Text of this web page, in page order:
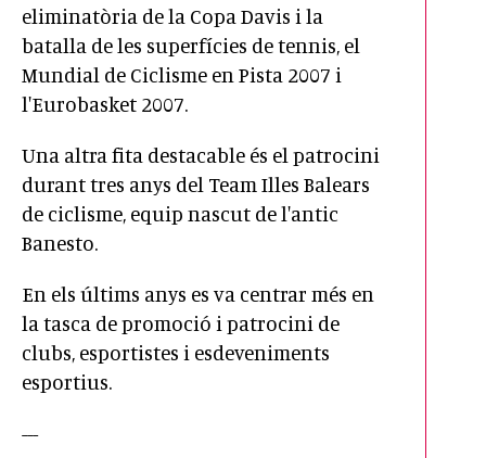
eliminatòria de la Copa Davis i la
batalla de les superfícies de tennis, el
Mundial de Ciclisme en Pista 2007 i
l'Eurobasket 2007.
Una altra fita destacable és el patrocini
durant tres anys del Team Illes Balears
de ciclisme, equip nascut de l'antic
Banesto.
En els últims anys es va centrar més en
la tasca de promoció i patrocini de
clubs, esportistes i esdeveniments
esportius.
---